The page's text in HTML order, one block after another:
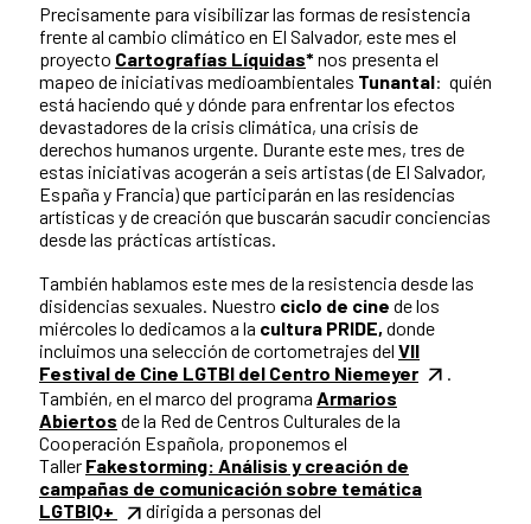
Precisamente para visibilizar las formas de resistencia
frente al cambio climático en El Salvador, este mes el
proyecto Cartografías Líquidas* nos presenta el
mapeo de iniciativas medioambientales Tunantal: quién
está haciendo qué y dónde para enfrentar los efectos
devastadores de la crisis climática, una crisis de
derechos humanos urgente. Durante este mes, tres de
estas iniciativas acogerán a seis artistas (de El Salvador,
España y Francia) que participarán en las residencias
artísticas y de creación que buscarán sacudir conciencias
desde las prácticas artísticas.
También hablamos este mes de la resistencia desde las
disidencias sexuales. Nuestro ciclo de cine de los
miércoles lo dedicamos a la cultura PRIDE, donde
incluimos una selección de cortometrajes del VII
Festival de Cine LGTBI del Centro Niemeyer
También, en el marco del programa Armarios
Abiertos de la Red de Centros Culturales de la
Cooperación Española, proponemos el
Taller Fakestorming: Análisis y creación de
campañas de comunicación sobre temática
LGTBIQ+
dirigida a personas del